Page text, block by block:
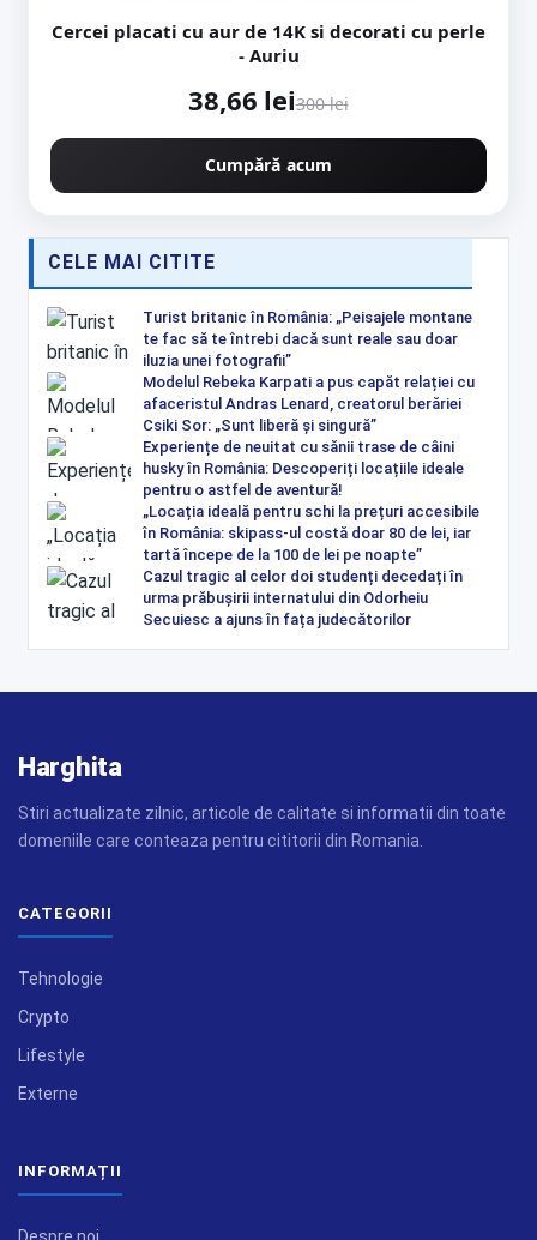
Cercei placati cu aur de 14K si decorati cu perle
- Auriu
38,66 lei300 lei
Cumpără acum
CELE MAI CITITE
Turist britanic în România: „Peisajele montane
te fac să te întrebi dacă sunt reale sau doar
iluzia unei fotografii”
Modelul Rebeka Karpati a pus capăt relației cu
afaceristul Andras Lenard, creatorul berăriei
Csiki Sor: „Sunt liberă și singură”
Experiențe de neuitat cu sănii trase de câini
husky în România: Descoperiți locațiile ideale
pentru o astfel de aventură!
„Locația ideală pentru schi la prețuri accesibile
în România: skipass-ul costă doar 80 de lei, iar
tartă începe de la 100 de lei pe noapte”
Cazul tragic al celor doi studenți decedați în
urma prăbușirii internatului din Odorheiu
Secuiesc a ajuns în fața judecătorilor
Harghita
Stiri actualizate zilnic, articole de calitate si informatii din toate
domeniile care conteaza pentru cititorii din Romania.
CATEGORII
Tehnologie
Crypto
Lifestyle
Externe
INFORMAȚII